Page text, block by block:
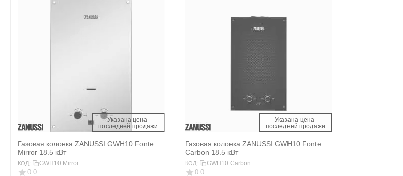
Указана цена
последней продажи
Газовая колонка ZANUSSI GWH10 Fonte
Mirror 18.5 кВт
КОД: GWH10 Mirror
0.0
Указана цена
последней продажи
Газовая колонка ZANUSSI GWH10 Fonte
Carbon 18.5 кВт
КОД: GWH10 Carbon
0.0